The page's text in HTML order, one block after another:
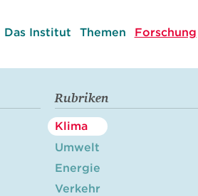
Das Institut Themen Forschung
Rubriken
Klima
Umwelt
Energie
Verkehr